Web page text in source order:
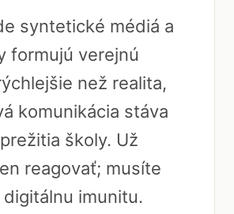
syntetické médiá a
formujú verejnú
než realita,
komunikácia stáva
školy. Už
reagovať; musíte
imunitu.